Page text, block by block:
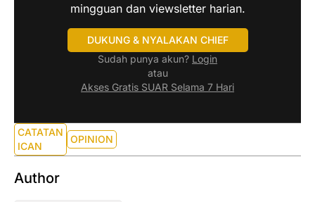
mingguan dan viewsletter harian.
DUKUNG & NYALAKAN CHIEF
Sudah punya akun? Login
atau
Akses Gratis SUAR Selama 7 Hari
CATATAN
ICAN
OPINION
Author